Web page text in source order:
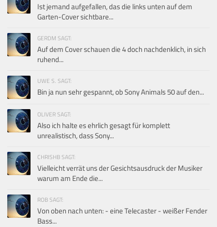
Ist jemand aufgefallen, das die links unten auf dem
Garten-Cover sichtbare...
GERDM SAGT:
Auf dem Cover schauen die 4 doch nachdenklich, in sich
ruhend...
UWE S. SAGT:
Bin ja nun sehr gespannt, ob Sony Animals 50 auf den...
OLIVER SAGT:
Also ich halte es ehrlich gesagt für komplett
unrealistisch, dass Sony...
CHRISHB SAGT:
Vielleicht verrät uns der Gesichtsausdruck der Musiker
warum am Ende die...
ROB SAGT:
Von oben nach unten: - eine Telecaster - weißer Fender
Bass...